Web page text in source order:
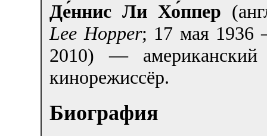
Де́ннис Ли Хо́ппер
Lee Hopper; 17 мая 1936
2010) —
кинорежиссёр.
Биография